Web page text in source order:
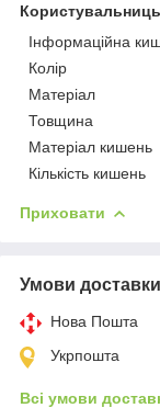
Інформаційна
Колір
Матеріал
Товщина
Матеріал кишень
Кількість кишень
Приховати
Умови доставки
Нова Пошта
Укрпошта
Всі умови